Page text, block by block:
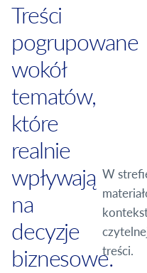
Treści
pogrupowane
wokół
tematów,
które
realnie
wpływają
na
decyzje
biznesowe.
W
treści.